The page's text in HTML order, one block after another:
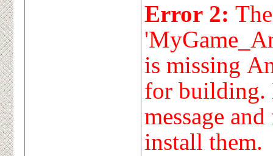
Error 2:
is missing
for building.
message
install them.